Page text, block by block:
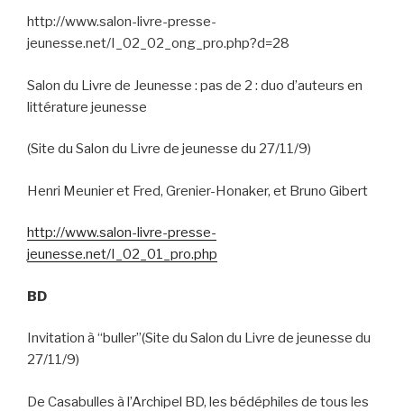
http://www.salon-livre-presse-
jeunesse.net/I_02_02_ong_pro.php?d=28
Salon du Livre de Jeunesse : pas de 2 : duo d’auteurs en
littérature jeunesse
(Site du Salon du Livre de jeunesse du 27/11/9)
Henri Meunier et Fred, Grenier-Honaker, et Bruno Gibert
http://www.salon-livre-presse-
jeunesse.net/I_02_01_pro.php
BD
Invitation à “buller”(Site du Salon du Livre de jeunesse du
27/11/9)
De Casabulles à l’Archipel BD, les bédéphiles de tous les